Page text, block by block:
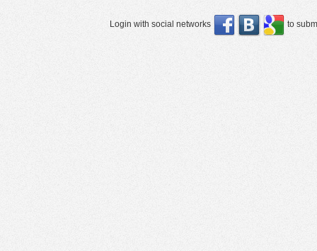
Login with social networks to